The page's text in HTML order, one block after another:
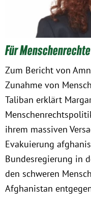
humanitäre Hilfe
Mein
Besuch in Berlin
Praktikum
Bayern
Für
Zum Bericht von
Zunahme von
Taliban erklärt
ihrem massiven
Evakuierung
Bundesregierung in
den schweren
Afghanistan